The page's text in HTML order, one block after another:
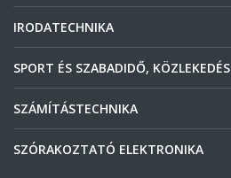
IRODATECHNIKA
SPORT ÉS SZABADIDŐ, KÖZLEKEDÉS
SZÁMÍTÁSTECHNIKA
SZÓRAKOZTATÓ ELEKTRONIKA